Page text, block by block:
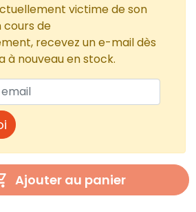
victime de son
cours de
recevez un e-mail dès
à nouveau en stock.
Ajouter au panier